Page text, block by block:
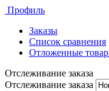
Профиль
Заказы
Список сравнения
Отложенные
Отслеживание заказа
Отслеживание заказа